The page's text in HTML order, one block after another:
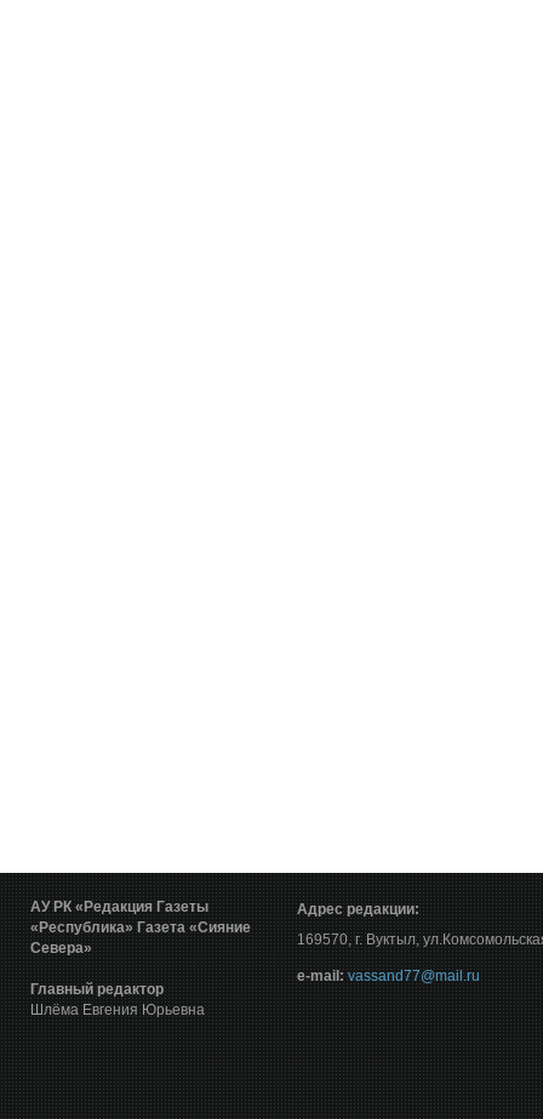
АУ РК «Редакция Газеты
«Республика» Газета «Сияние
Севера»
Главный редактор
Шлёма Евгения Юрьевна
Адрес редакции:
169570, г. Вуктыл,
е-mail: vassand77@mail.ru